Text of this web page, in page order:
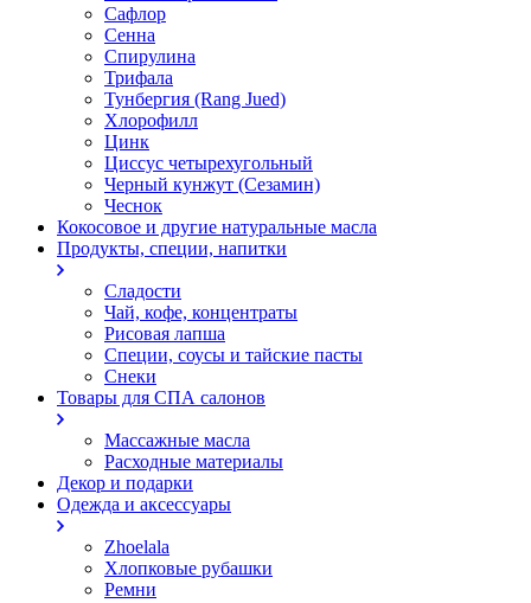
Сафлор
Сенна
Спирулина
Трифала
Тунбергия (Rang Jued)
Хлорофилл
Цинк
Циссус четырехугольный
Черный кунжут (Сезамин)
Чеснок
Кокосовое и другие натуральные масла
Продукты, специи, напитки
Сладости
Чай, кофе, концентраты
Рисовая лапша
Специи, соусы и тайские пасты
Снеки
Товары для СПА салонов
Массажные масла
Расходные материалы
Декор и подарки
Одежда и аксессуары
Zhoelala
Хлопковые рубашки
Ремни